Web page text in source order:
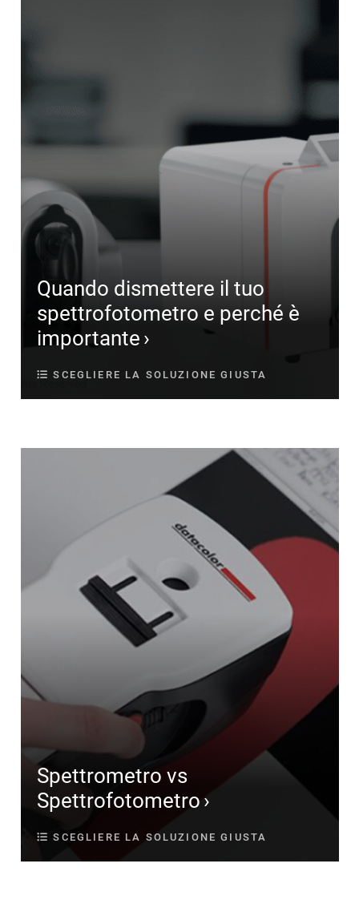
Quando dismettere il tuo
spettrofotometro e perché è
importante
SCEGLIERE LA SOLUZIONE GIUSTA
Spettrometro vs
Spettrofotometro
SCEGLIERE LA SOLUZIONE GIUSTA